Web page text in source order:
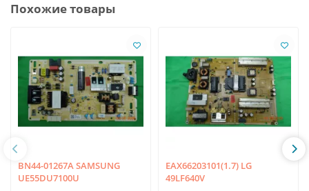
Похожие товары
BN44-01267A SAMSUNG
UE55DU7100U
EAX66203101(1.7) LG
49LF640V